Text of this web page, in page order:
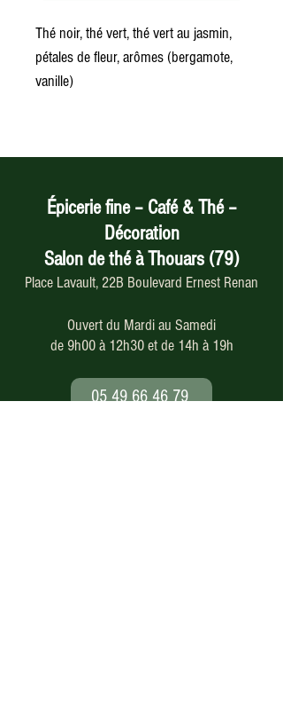
Thé noir, thé vert, thé vert au jasmin,
pétales de fleur, arômes (bergamote,
vanille)
Épicerie fine – Café & Thé –
Décoration
Salon de thé à Thouars (79)
Place Lavault, 22B Boulevard Ernest Renan
Ouvert du Mardi au Samedi
de 9h00 à 12h30 et de 14h à 19h
05 49 66 46 79